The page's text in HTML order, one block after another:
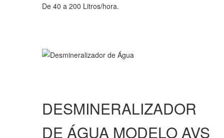
De 40 a 200 Litros/hora.
DESMINERALIZADOR
DE ÁGUA MODELO AVS